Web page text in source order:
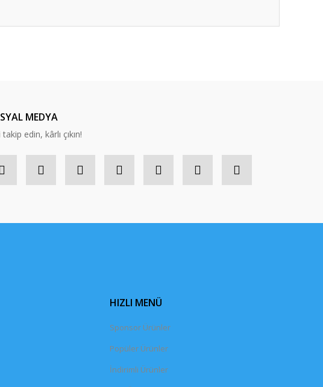
MEDYA
edin, kârlı çıkın!
HIZLI MENÜ
Sponsor Ürünler
Popüler Ürünler
İndirimli Ürünler